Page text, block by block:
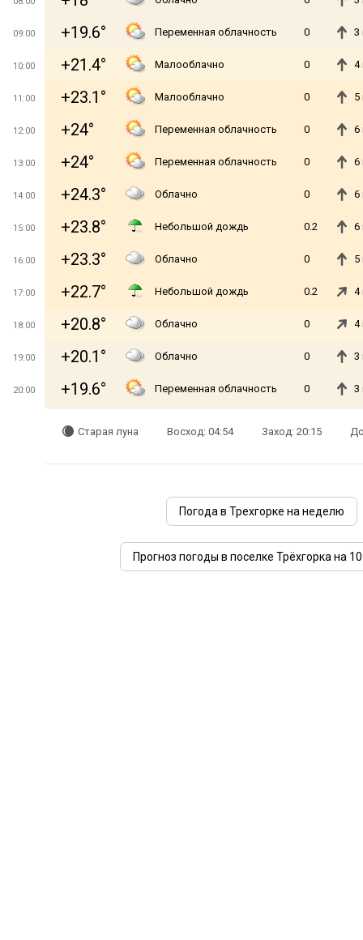
09:00 +19.6° Переменная облачность 0 3
10:00 +21.4° Малооблачно 0 4
11:00 +23.1° Малооблачно 0 5
12:00 +24° Переменная облачность 0 6
13:00 +24° Переменная облачность 0 6
14:00 +24.3° Облачно 0 6
15:00 +23.8° Небольшой дождь 0.2 6
16:00 +23.3° Облачно 0 5
17:00 +22.7° Небольшой дождь 0.2 4
18:00 +20.8° Облачно 0 4
19:00 +20.1° Облачно 0 3
20:00 +19.6° Переменная облачность 0 3
Старая луна Восход: 04:54 Заход: 20:15
Погода в Трехгорке на неделю
Прогноз погоды в поселке Трёхгорка на